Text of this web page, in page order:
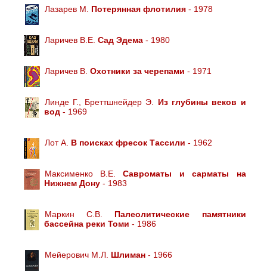
Лазарев М. Потерянная флотилия- 1978
Ларичев В.Е. Сад Эдема- 1980
Ларичев В. Охотники за черепами - 1971
Линде Г., Бреттшнейдер Э. Из глубины веков и
вод- 1969
Лот А. В поисках фресок Тассили - 1962
Максименко В.Е.Савроматы и сарматы на
Нижнем Дону- 1983
Маркин С.В. Палеолитические памятники
бассейна реки Томи - 1986
Мейерович М.Л. Шлиман- 1966